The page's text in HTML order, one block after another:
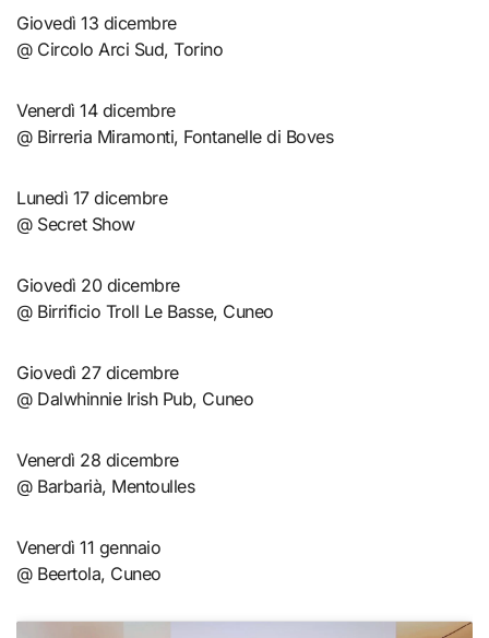
Giovedì 13 dicembre
@ Circolo Arci Sud, Torino
Venerdì 14 dicembre
@ Birreria Miramonti, Fontanelle di Boves
Lunedì 17 dicembre
@ Secret Show
Giovedì 20 dicembre
@ Birrificio Troll Le Basse, Cuneo
Giovedì 27 dicembre
@ Dalwhinnie Irish Pub, Cuneo
Venerdì 28 dicembre
@ Barbarià, Mentoulles
Venerdì 11 gennaio
@ Beertola, Cuneo